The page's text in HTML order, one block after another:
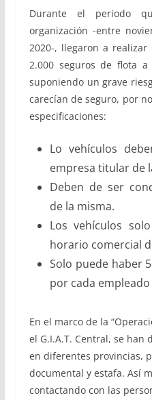
Durante el periodo
organización -entre
2020-, llegaron a
2.000 seguros de flota
suponiendo un grave
carecían de seguro, por
especificaciones:
Lo vehículos
empresa titular de
Deben de ser
de la misma.
Los vehículos
horario comercial
Solo puede haber
por cada
En el marco de la
el G.I.A.T. Central, se han
en diferentes provincias,
documental y estafa. Así
contactando con las